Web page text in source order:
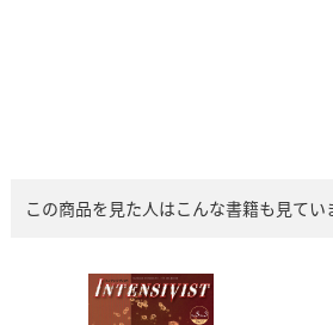
この商品を見た人はこんな書籍も見てい